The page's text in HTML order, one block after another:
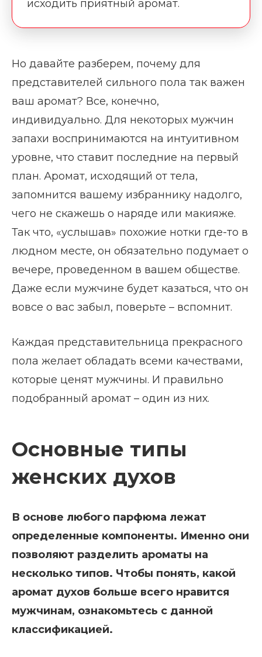
исходить приятный аромат.
Но давайте разберем, почему для
представителей сильного пола так важен
ваш аромат? Все, конечно,
индивидуально. Для некоторых мужчин
запахи воспринимаются на интуитивном
уровне, что ставит последние на первый
план. Аромат, исходящий от тела,
запомнится вашему избраннику надолго,
чего не скажешь о наряде или макияже.
Так что, «услышав» похожие нотки где-то в
людном месте, он обязательно подумает о
вечере, проведенном в вашем обществе.
Даже если мужчине будет казаться, что он
вовсе о вас забыл, поверьте – вспомнит.
Каждая представительница прекрасного
пола желает обладать всеми качествами,
которые ценят мужчины. И правильно
подобранный аромат – один из них.
Основные типы
женских духов
В основе любого парфюма лежат
определенные компоненты. Именно они
позволяют разделить ароматы на
несколько типов. Чтобы понять, какой
аромат духов больше всего нравится
мужчинам, ознакомьтесь с данной
классификацией.